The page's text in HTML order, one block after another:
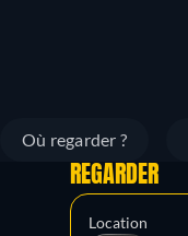
Où regarder ?
REGARDER
Location